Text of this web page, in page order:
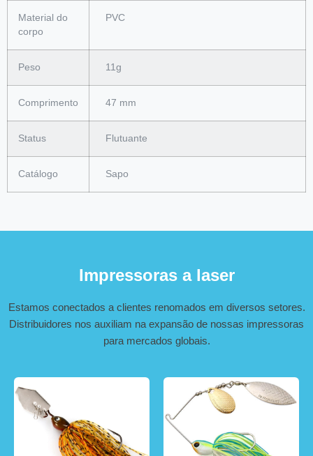
Material do
corpo
PVC
Peso 11g
Comprimento 47 mm
Status Flutuante
Catálogo Sapo
Impressoras a laser
Estamos conectados a clientes renomados em diversos setores.
Distribuidores nos auxiliam na expansão de nossas impressoras
para mercados globais.